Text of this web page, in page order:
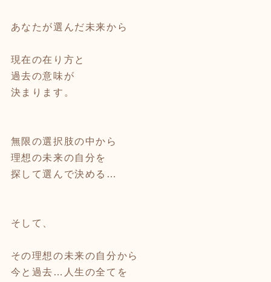
あなたが選んだ未来から
現在の在り方と
過去の意味が
決まります。
無限の選択肢の中から
理想の未来の自分を
探して選んで決める…
そして、
その理想の未来の自分から
今と過去…人生の全てを